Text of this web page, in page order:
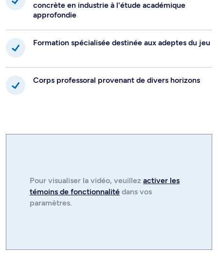
concrète en industrie à l'étude académique
approfondie
Formation spécialisée destinée aux adeptes du jeu
Corps professoral provenant de divers horizons
Pour visualiser la vidéo, veuillez activer les
témoins de fonctionnalité dans vos
paramètres.